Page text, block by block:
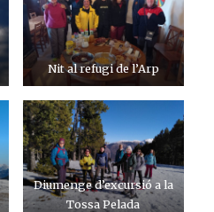
Nit al refugi de l’Arp
Diumenge d’excursió a la
Tossa Pelada